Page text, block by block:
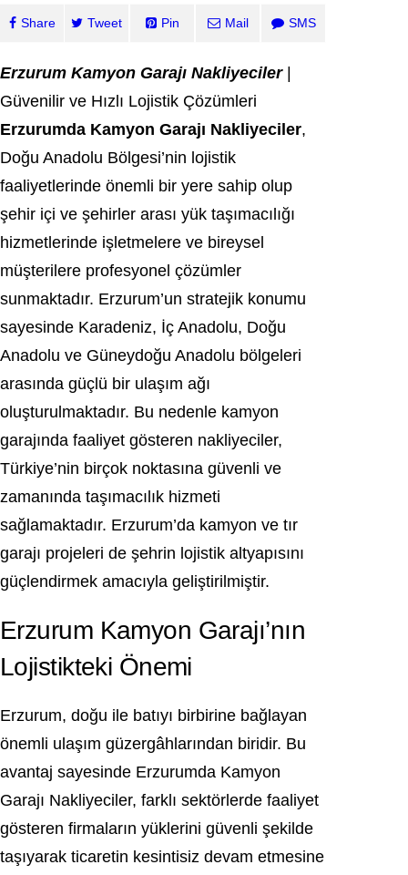
Share Tweet Pin Mail SMS
Erzurum Kamyon Garajı Nakliyeciler|
Güvenilir ve Hızlı Lojistik Çözümleri
Erzurumda Kamyon Garajı Nakliyeciler,
Doğu Anadolu Bölgesi’nin lojistik
faaliyetlerinde önemli bir yere sahip olup
şehir içi ve şehirler arası yük taşımacılığı
hizmetlerinde işletmelere ve bireysel
müşterilere profesyonel çözümler
sunmaktadır. Erzurum’un stratejik konumu
sayesinde Karadeniz, İç Anadolu, Doğu
Anadolu ve Güneydoğu Anadolu bölgeleri
arasında güçlü bir ulaşım ağı
oluşturulmaktadır. Bu nedenle kamyon
garajında faaliyet gösteren nakliyeciler,
Türkiye’nin birçok noktasına güvenli ve
zamanında taşımacılık hizmeti
sağlamaktadır. Erzurum’da kamyon ve tır
garajı projeleri de şehrin lojistik altyapısını
güçlendirmek amacıyla geliştirilmiştir.
Erzurum Kamyon Garajı’nın
Lojistikteki Önemi
Erzurum, doğu ile batıyı birbirine bağlayan
önemli ulaşım güzergâhlarından biridir. Bu
avantaj sayesinde Erzurumda Kamyon
Garajı Nakliyeciler, farklı sektörlerde faaliyet
gösteren firmaların yüklerini güvenli şekilde
taşıyarak ticaretin kesintisiz devam etmesine